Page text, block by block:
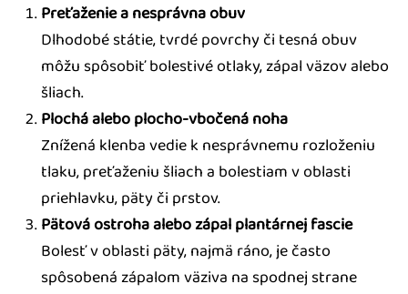
Preťaženie a nesprávna obuv
Dlhodobé státie, tvrdé povrchy či tesná obuv
môžu spôsobiť bolestivé otlaky, zápal väzov alebo
šliach.
Plochá alebo plocho-vbočená noha
Znížená klenba vedie k nesprávnemu rozloženiu
tlaku, preťaženiu šliach a bolestiam v oblasti
priehlavku, päty či prstov.
Pätová ostroha alebo zápal plantárnej fascie
Bolesť v oblasti päty, najmä ráno, je často
spôsobená zápalom väziva na spodnej strane